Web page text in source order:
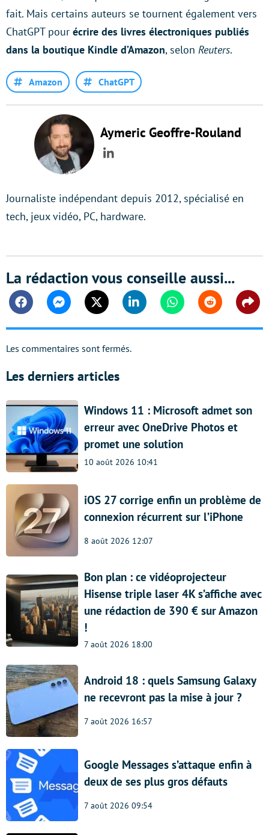
fait. Mais certains auteurs se tournent également vers
ChatGPT pour écrire des livres électroniques publiés
dans la boutique Kindle d’Amazon, selon Reuters.
Amazon ChatGPT
Aymeric Geoffre-Rouland
LinkedIn
Journaliste indépendant depuis 2012, spécialisé en
tech, jeux vidéo, PC, hardware.
La rédaction vous conseille aussi...
FacebookMessengerTwitter Linkedin WhatsappReddit
Les commentaires sont fermés.
Les derniers articles
Windows 11 : Microsoft admet son
erreur avec OneDrive Photos et
promet une solution
10 août 2026 10:41
iOS 27 corrige enfin un problème de
connexion récurrent sur l’iPhone
8 août 2026 12:07
Bon plan : ce vidéoprojecteur
Hisense triple laser 4K s’affiche avec
une rédaction de 390 € sur Amazon
!
7 août 2026 18:00
Android 18 : quels Samsung Galaxy
ne recevront pas la mise à jour ?
7 août 2026 16:57
Google Messages s’attaque enfin à
deux de ses plus gros défauts
7 août 2026 09:54